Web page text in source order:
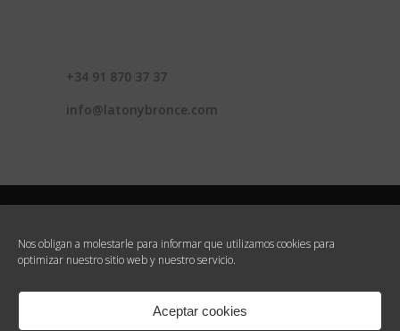
Nos obligan a molestarle para informar que utilizamos cookies para
optimizar nuestro sitio web y nuestro servicio.
Aceptar cookies
+34 91 870 37 37
info@latonybronce.com
© 2020 Latón y Bronce, S.L. Todos los
derechos reservados |Aviso legal|Politica de
Politica de Cookies